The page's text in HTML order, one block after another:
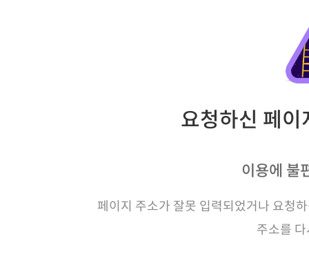
요청하신 페
이용에 불
페이지 주소가 잘못 입력되었거나 요청
주소를